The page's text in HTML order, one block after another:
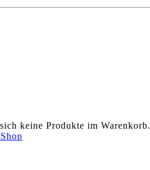
keine Produkte im Warenkorb.